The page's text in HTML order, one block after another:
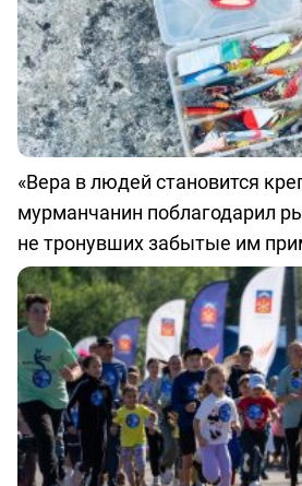
«Вера в людей становится
мурманчанин поблагодарил
не тронувших забытые им